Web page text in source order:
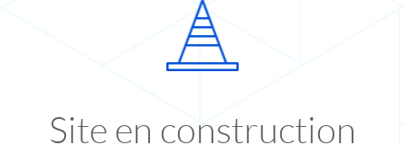
Site en construction